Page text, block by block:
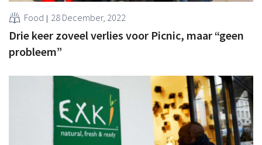
Food 28 December, 2022
Drie keer zoveel verlies voor Picnic, maar “geen
probleem”